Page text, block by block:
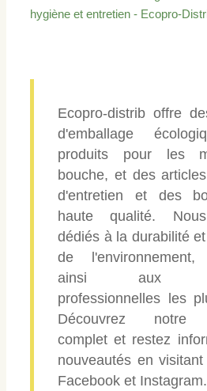
Ecopro-distrib offre
d'emballage
produits pour les
bouche, et des
d'entretien et des
haute qualité.
dédiés à la durabilité
de l'environnement,
ainsi aux
professionnelles les
Découvrez notre
complet et restez
nouveautés en
Facebook et Instagram.